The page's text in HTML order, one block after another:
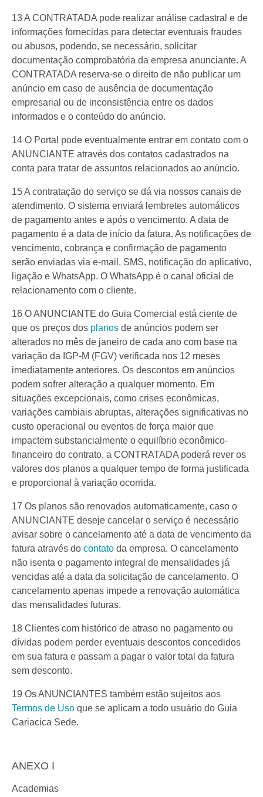
13 A CONTRATADA pode realizar análise cadastral e de
informações fornecidas para detectar eventuais fraudes
ou abusos, podendo, se necessário, solicitar
documentação comprobatória da empresa anunciante. A
CONTRATADA reserva-se o direito de não publicar um
anúncio em caso de ausência de documentação
empresarial ou de inconsistência entre os dados
informados e o conteúdo do anúncio.
14 O Portal pode eventualmente entrar em contato com o
ANUNCIANTE através dos contatos cadastrados na
conta para tratar de assuntos relacionados ao anúncio.
15 A contratação do serviço se dá via nossos canais de
atendimento. O sistema enviará lembretes automáticos
de pagamento antes e após o vencimento. A data de
pagamento é a data de início da fatura. As notificações de
vencimento, cobrança e confirmação de pagamento
serão enviadas via e-mail, SMS, notificação do aplicativo,
ligação e WhatsApp. O WhatsApp é o canal oficial de
relacionamento com o cliente.
16 O ANUNCIANTE do Guia Comercial está ciente de
que os preços dos planos de anúncios podem ser
alterados no mês de janeiro de cada ano com base na
variação da IGP-M (FGV) verificada nos 12 meses
imediatamente anteriores. Os descontos em anúncios
podem sofrer alteração a qualquer momento. Em
situações excepcionais, como crises econômicas,
variações cambiais abruptas, alterações significativas no
custo operacional ou eventos de força maior que
impactem substancialmente o equilíbrio econômico-
financeiro do contrato, a CONTRATADA poderá rever os
valores dos planos a qualquer tempo de forma justificada
e proporcional à variação ocorrida.
17 Os planos são renovados automaticamente, caso o
ANUNCIANTE deseje cancelar o serviço é necessário
avisar sobre o cancelamento até a data de vencimento da
fatura através do contato da empresa. O cancelamento
não isenta o pagamento integral de mensalidades já
vencidas até a data da solicitação de cancelamento. O
cancelamento apenas impede a renovação automática
das mensalidades futuras.
18 Clientes com histórico de atraso no pagamento ou
dívidas podem perder eventuais descontos concedidos
em sua fatura e passam a pagar o valor total da fatura
sem desconto.
19 Os ANUNCIANTES também estão sujeitos aos
Termos de Uso que se aplicam a todo usuário do Guia
Cariacica Sede.
ANEXO I
Academias